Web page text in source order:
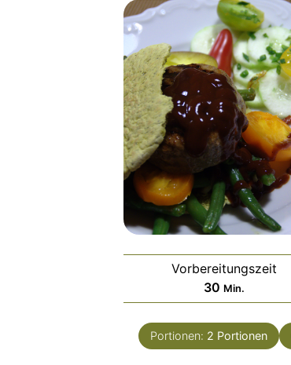
Vorbereitungszeit
30Minuten
Min.
Portionen: 2 Portionen